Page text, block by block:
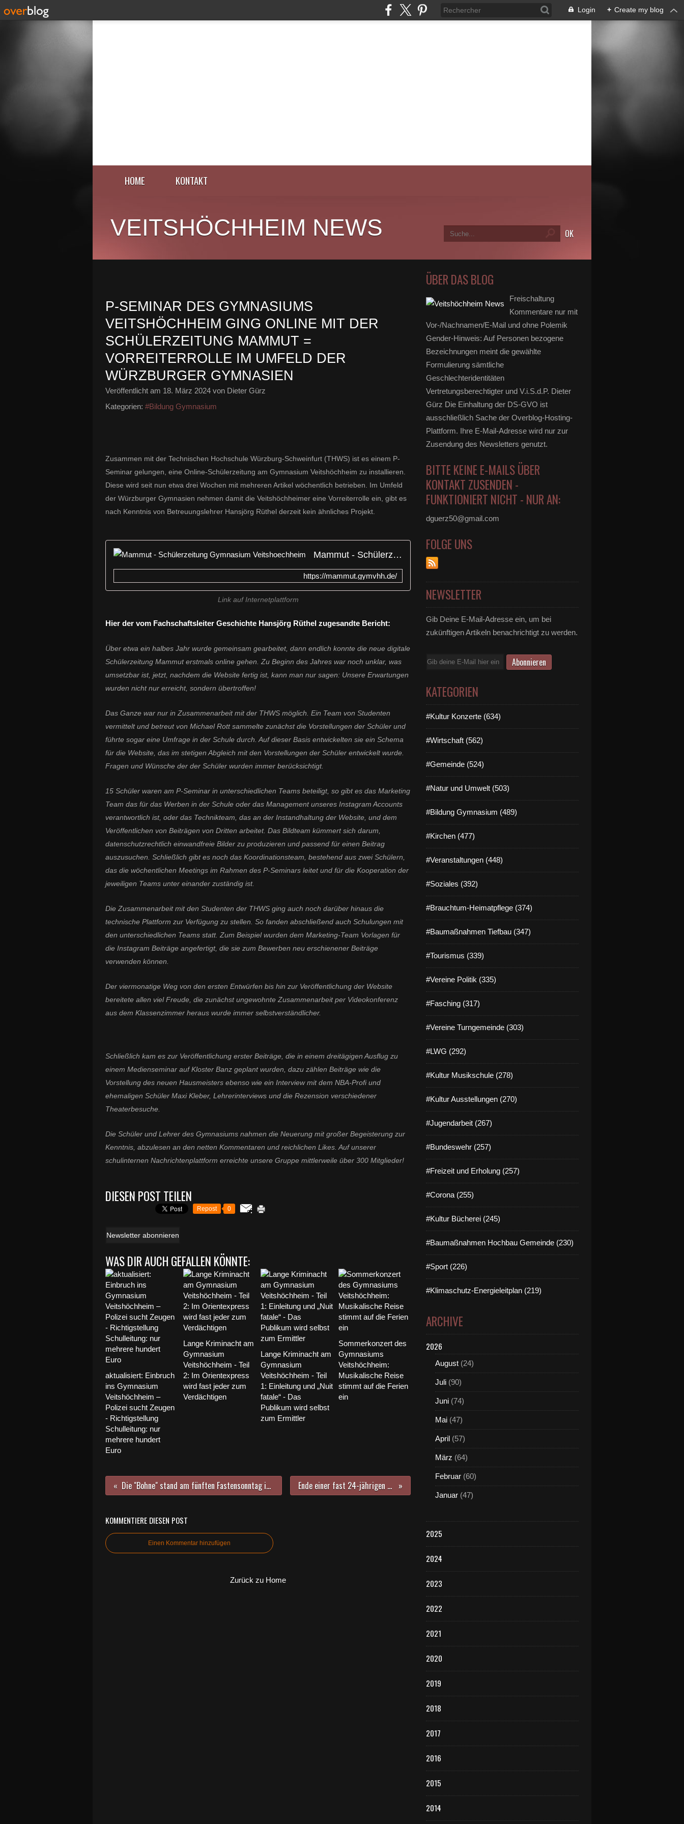
Login + Create my blog
HOME KONTAKT
VEITSHÖCHHEIM NEWS
P-SEMINAR DES GYMNASIUMS
VEITSHÖCHHEIM GING ONLINE MIT DER
SCHÜLERZEITUNG MAMMUT =
VORREITERROLLE IM UMFELD DER
WÜRZBURGER GYMNASIEN
Veröffentlicht am 18. März 2024 von Dieter Gürz
Kategorien: #Bildung Gymnasium
Zusammen mit der Technischen Hochschule Würzburg-Schweinfurt (THWS) ist es einem P-
Seminar gelungen, eine Online-Schülerzeitung am Gymnasium Veitshöchheim zu installieren.
Diese wird seit nun etwa drei Wochen mit mehreren Artikel wöchentlich betrieben. Im Umfeld
der Würzburger Gymnasien nehmen damit die Veitshöchheimer eine Vorreiterrolle ein, gibt es
nach Kenntnis von Betreuungslehrer Hansjörg Rüthel derzeit kein ähnliches Projekt.
Mammut - Schülerzeitung Gymnasium Veitshoechheim
https://mammut.gymvhh.de/
Link auf Internetplattform
Hier der vom Fachschaftsleiter Geschichte Hansjörg Rüthel zugesandte Bericht:
Über etwa ein halbes Jahr wurde gemeinsam gearbeitet, dann endlich konnte die neue digitale
Schülerzeitung Mammut erstmals online gehen. Zu Beginn des Jahres war noch unklar, was
umsetzbar ist, jetzt, nachdem die Website fertig ist, kann man nur sagen: Unsere Erwartungen
wurden nicht nur erreicht, sondern übertroffen!
Das Ganze war nur in Zusammenarbeit mit der THWS möglich. Ein Team von Studenten
vermittelt und betreut von Michael Rott sammelte zunächst die Vorstellungen der Schüler und
führte sogar eine Umfrage in der Schule durch. Auf dieser Basis entwickelten sie ein Schema
für die Website, das im stetigen Abgleich mit den Vorstellungen der Schüler entwickelt wurde.
Fragen und Wünsche der der Schüler wurden immer berücksichtigt.
15 Schüler waren am P-Seminar in unterschiedlichen Teams beteiligt, so gibt es das Marketing
Team das für das Werben in der Schule oder das Management unseres Instagram Accounts
verantwortlich ist, oder das Technikteam, das an der Instandhaltung der Website, und dem
Veröffentlichen von Beiträgen von Dritten arbeitet. Das Bildteam kümmert sich darum,
datenschutzrechtlich einwandfreie Bilder zu produzieren und passend für einen Beitrag
auszusuchen. Schließlich gibt es noch das Koordinationsteam, bestehend aus zwei Schülern,
das die wöchentlichen Meetings im Rahmen des P-Seminars leitet und für die Kooperation der
jeweiligen Teams unter einander zuständig ist.
Die Zusammenarbeit mit den Studenten der THWS ging auch noch darüber hinaus die
technische Plattform zur Verfügung zu stellen. So fanden abschließend auch Schulungen mit
den unterschiedlichen Teams statt. Zum Beispiel wurden dem Marketing-Team Vorlagen für
die Instagram Beiträge angefertigt, die sie zum Bewerben neu erschienener Beiträge
verwenden können.
Der viermonatige Weg von den ersten Entwürfen bis hin zur Veröffentlichung der Website
bereitete allen viel Freude, die zunächst ungewohnte Zusammenarbeit per Videokonferenz
aus dem Klassenzimmer heraus wurde immer selbstverständlicher.
Schließlich kam es zur Veröffentlichung erster Beiträge, die in einem dreitägigen Ausflug zu
einem Medienseminar auf Kloster Banz geplant wurden, dazu zählen Beiträge wie die
Vorstellung des neuen Hausmeisters ebenso wie ein Interview mit dem NBA-Profi und
ehemaligen Schüler Maxi Kleber, Lehrerinterviews und die Rezension verschiedener
Theaterbesuche.
Die Schüler und Lehrer des Gymnasiums nahmen die Neuerung mit großer Begeisterung zur
Kenntnis, abzulesen an den netten Kommentaren und reichlichen Likes. Auf unserer
schulinternen Nachrichtenplattform erreichte unsere Gruppe mittlerweile über 300 Mitglieder!
DIESEN POST TEILEN
Repost 0
Newsletter abonnieren
WAS DIR AUCH GEFALLEN KÖNNTE:
aktualisiert: Einbruch
ins Gymnasium
Veitshöchheim –
Polizei sucht Zeugen
- Richtigstellung
Schulleitung: nur
mehrere hundert
Euro
Lange Kriminacht am
Gymnasium
Veitshöchheim - Teil
2: Im Orientexpress
wird fast jeder zum
Verdächtigen
Lange Kriminacht am
Gymnasium
Veitshöchheim - Teil
1: Einleitung und „Nuit
fatale“ - Das
Publikum wird selbst
zum Ermittler
Sommerkonzert des
Gymnasiums
Veitshöchheim:
Musikalische Reise
stimmt auf die Ferien
ein
Die "Bohne" stand am fünften Fastensonntag im Mittelpunkt der Kooperation der fairtrade-Steuerungsgruppe Veitshöchheim mit der katholischen Kirchengemeinde in der Kuratiekirche Ende einer fast 24-jährigen Ära - Gymnasium Veitshöchheim verabschiedete seinen ersten Hausmeister Jürgen Schraut
KOMMENTIERE DIESEN POST
Einen Kommentar hinzufügen
Zurück zu Home
ÜBER DAS BLOG
Freischaltung
Kommentare nur mit
Vor-/Nachnamen/E-Mail und ohne Polemik
Gender-Hinweis: Auf Personen bezogene
Bezeichnungen meint die gewählte
Formulierung sämtliche
Geschlechteridentitäten
Vertretungsberechtigter und V.i.S.d.P. Dieter
Gürz Die Einhaltung der DS-GVO ist
ausschließlich Sache der Overblog-Hosting-
Plattform. Ihre E-Mail-Adresse wird nur zur
Zusendung des Newsletters genutzt.
BITTE KEINE E-MAILS ÜBER
KONTAKT ZUSENDEN -
FUNKTIONIERT NICHT - NUR AN:
dguerz50@gmail.com
FOLGE UNS
NEWSLETTER
Gib Deine E-Mail-Adresse ein, um bei
zukünftigen Artikeln benachrichtigt zu werden.
E-
KATEGORIEN
#Kultur Konzerte (634)
#Wirtschaft (562)
#Gemeinde (524)
#Natur und Umwelt (503)
#Bildung Gymnasium (489)
#Kirchen (477)
#Veranstaltungen (448)
#Soziales (392)
#Brauchtum-Heimatpflege (374)
#Baumaßnahmen Tiefbau (347)
#Tourismus (339)
#Vereine Politik (335)
#Fasching (317)
#Vereine Turngemeinde (303)
#LWG (292)
#Kultur Musikschule (278)
#Kultur Ausstellungen (270)
#Jugendarbeit (267)
#Bundeswehr (257)
#Freizeit und Erholung (257)
#Corona (255)
#Kultur Bücherei (245)
#Baumaßnahmen Hochbau Gemeinde (230)
#Sport (226)
#Klimaschutz-Energieleitplan (219)
ARCHIVE
2026
August (24)
Juli (90)
Juni (74)
Mai (47)
April (57)
März (64)
Februar (60)
Januar (47)
2025
2024
2023
2022
2021
2020
2019
2018
2017
2016
2015
2014